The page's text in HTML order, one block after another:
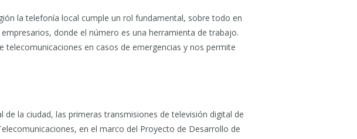
la telefonía local cumple un rol fundamental, sobre todo en
donde el número es una herramienta de trabajo.
en casos de emergencias y nos permite
la ciudad, las primeras transmisiones de televisión digital de
en el marco del Proyecto de Desarrollo de